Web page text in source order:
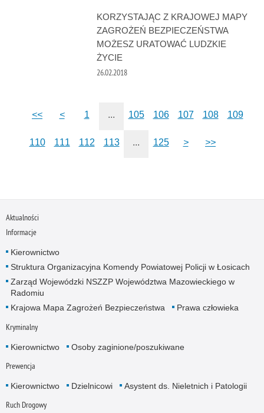
KORZYSTAJĄC Z KRAJOWEJ MAPY
ZAGROŻEŃ BEZPIECZEŃSTWA
MOŻESZ URATOWAĆ LUDZKIE
ŻYCIE
26.02.2018
<< < 1 ... 105 106 107 108 109
110 111 112 113 ... 125 > >>
Aktualności
Informacje
Kierownictwo
Struktura Organizacyjna Komendy Powiatowej Policji w Łosicach
Zarząd Wojewódzki NSZZP Województwa Mazowieckiego w
Radomiu
Krajowa Mapa Zagrożeń Bezpieczeństwa
Prawa człowieka
Kryminalny
Kierownictwo Osoby zaginione/poszukiwane
Prewencja
Kierownictwo Dzielnicowi Asystent ds. Nieletnich i Patologii
Ruch Drogowy